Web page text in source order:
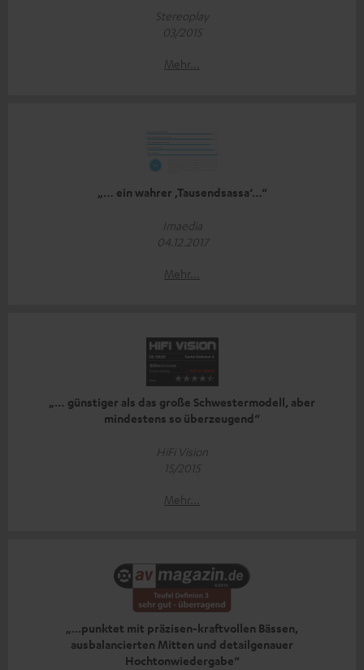
Stereoplay
03/2015
Mehr...
„… ein wahrer ‚Tausendsassa‘…“
Imaedia
04.12.2017
Mehr...
„… günstiger als das große Schwestermodell, aber
mindestens so überzeugend“
HiFi Vision
15/2015
Mehr...
„...punktet mit präzisen-kraftvollen Bässen,
ausbalancierten Mitten und detailgenauer
Hochtonwiedergabe“